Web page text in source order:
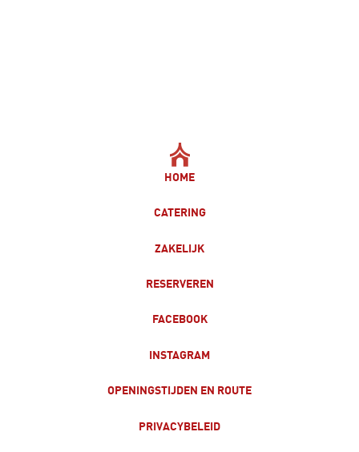
HOME
CATERING
ZAKELIJK
RESERVEREN
FACEBOOK
INSTAGRAM
OPENINGSTIJDEN EN ROUTE
PRIVACYBELEID